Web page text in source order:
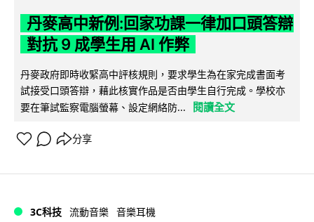
丹麥高中新例:回家功課一律加口頭答辯
對抗 9 成學生用 AI 作弊
丹麥政府即時收緊高中評核規則，要求學生為在家完成書面考
試接受口頭答辯，藉此核實作品是否由學生自行完成。學校亦
要在筆試監察電腦螢幕、設定網絡防...
閱讀全文
分享
3C科技 流動音樂 音樂耳機